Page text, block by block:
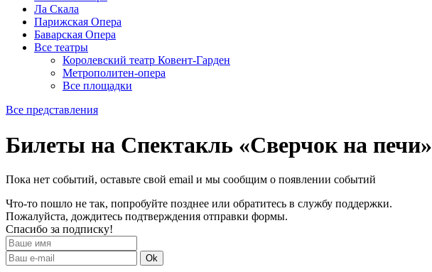
Ла Скала
Парижская Опера
Баварская Опера
Все театры
Королевский театр Ковент-Гарден
Метрополитен-опера
Все площадки
Все представления
Билеты на Спектакль «Сверчок на печи»
Пока нет событий, оставьте свой email и мы сообщим о появлении событий
Что-то пошло не так, попробуйте позднее или обратитесь в службу поддержки.
Пожалуйста, дождитесь подтверждения отправки формы.
Спасибо за подписку!
Ok